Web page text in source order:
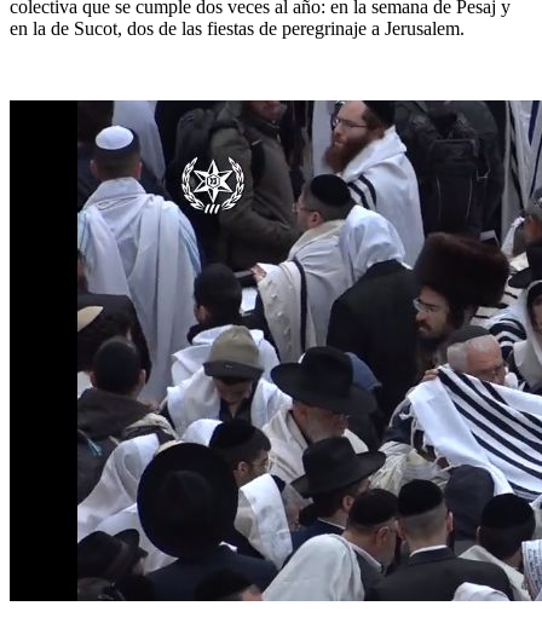
colectiva que se cumple dos veces al año: en la semana de Pesaj y
en la de Sucot, dos de las fiestas de peregrinaje a Jerusalem.